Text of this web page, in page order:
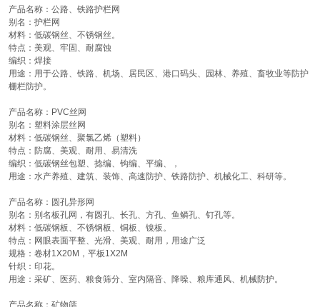
产品名称：公路、铁路护栏网
别名：护栏网
材料：低碳钢丝、不锈钢丝。
特点：美观、牢固、耐腐蚀
编织：焊接
用途：用于公路、铁路、机场、居民区、港口码头、园林、养殖、畜牧业等防护
栅栏防护。
产品名称：PVC丝网
别名：塑料涂层丝网
材料：低碳钢丝、聚氯乙烯（塑料）
特点：防腐、美观、耐用、易清洗
编织：低碳钢丝包塑、捻编、钩编、平编、，
用途：水产养殖、建筑、装饰、高速防护、铁路防护、机械化工、科研等。
产品名称：圆孔异形网
别名：别名板孔网，有圆孔、长孔、方孔、鱼鳞孔、钉孔等。
材料：低碳钢板、不锈钢板、铜板、镍板。
特点：网眼表面平整、光滑、美观、耐用，用途广泛
规格：卷材1X20M，平板1X2M
针织：印花。
用途：采矿、医药、粮食筛分、室内隔音、降噪、粮库通风、机械防护。
产品名称：矿物筛